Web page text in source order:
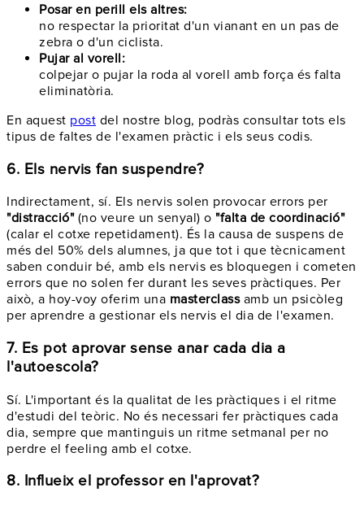
Posar en perill els altres:
no respectar la prioritat d'un vianant en un pas de
zebra o d'un ciclista.
Pujar al vorell:
colpejar o pujar la roda al vorell amb força és falta
eliminatòria.
En aquest post del nostre blog, podràs consultar tots els
tipus de faltes de l'examen pràctic i els seus codis.
6. Els nervis fan suspendre?
Indirectament, sí. Els nervis solen provocar errors per
"distracció"(no veure un senyal) o "falta de coordinació"
(calar el cotxe repetidament). És la causa de suspens de
més del 50% dels alumnes, ja que tot i que tècnicament
saben conduir bé, amb els nervis es bloquegen i cometen
errors que no solen fer durant les seves pràctiques. Per
això, a hoy-voy oferim una masterclassamb un psicòleg
per aprendre a gestionar els nervis el dia de l'examen.
7. Es pot aprovar sense anar cada dia a
l'autoescola?
Sí. L'important és la qualitat de les pràctiques i el ritme
d'estudi del teòric. No és necessari fer pràctiques cada
dia, sempre que mantinguis un ritme setmanal per no
perdre el feeling amb el cotxe.
8. Influeix el professor en l'aprovat?